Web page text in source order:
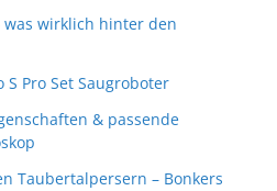
wirklich hinter den
Pro Set Saugroboter
& passende
Taubertalpersern – Bonkers